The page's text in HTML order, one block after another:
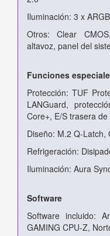
Iluminación: 3 x
Otros: Clear
altavoz, panel del
Funciones
Protección: TUF
LANGuard,
Core+, E/S trasera
Diseño: M.2 Q-Latch,
Refrigeración:
Iluminación: Aura
Software
Software incluido:
GAMING CPU-Z,